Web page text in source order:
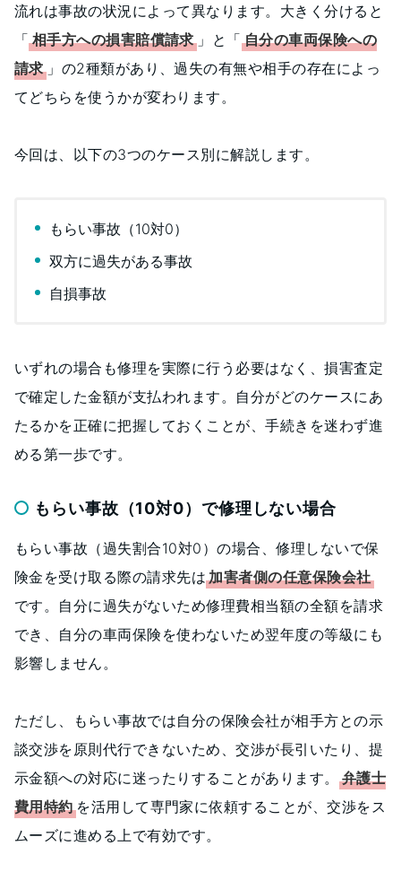
流れは事故の状況によって異なります。大きく分けると
「相手方への損害賠償請求 」と「 自分の車両保険への
請求 」の2種類があり、過失の有無や相手の存在によっ
てどちらを使うかが変わります。
今回は、以下の3つのケース別に解説します。
もらい事故（10対0）
双方に過失がある事故
自損事故
いずれの場合も修理を実際に行う必要はなく、損害査定
で確定した金額が支払われます。自分がどのケースにあ
たるかを正確に把握しておくことが、手続きを迷わず進
める第一歩です。
もらい事故（10対0）で修理しない場合
もらい事故（過失割合10対0）の場合、修理しないで保
険金を受け取る際の請求先は加害者側の任意保険会社
です。自分に過失がないため修理費相当額の全額を請求
でき、自分の車両保険を使わないため翌年度の等級にも
影響しません。
ただし、もらい事故では自分の保険会社が相手方との示
談交渉を原則代行できないため、交渉が長引いたり、提
示金額への対応に迷ったりすることがあります。
弁護士
費用特約 を活用して専門家に依頼することが、交渉をス
ムーズに進める上で有効です。